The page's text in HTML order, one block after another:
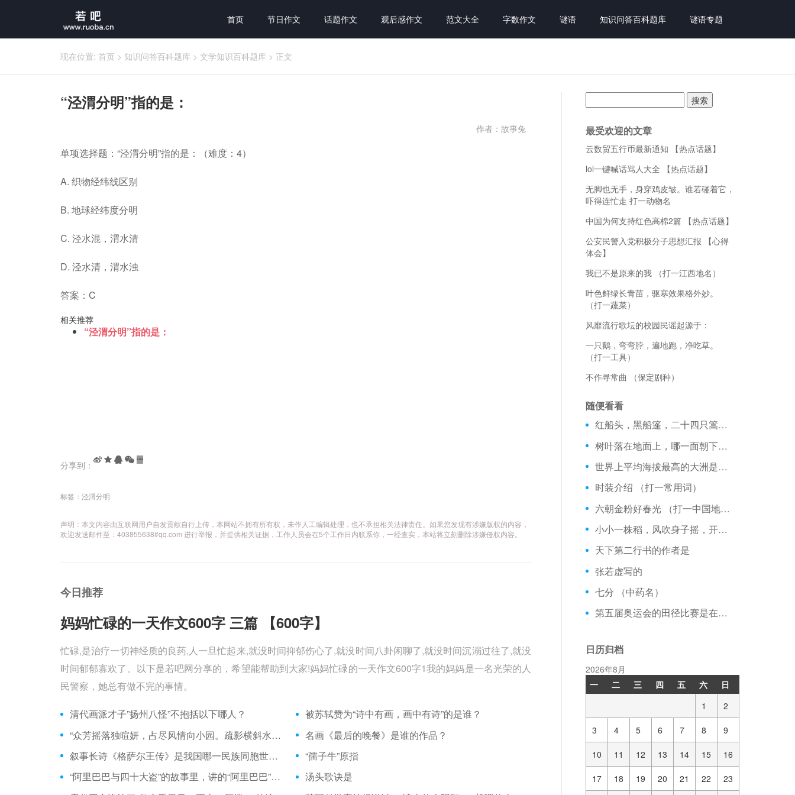
首页 节日作文 话题作文 观后感作文 范文大全 字数作文 谜语 知识问答百科题库 谜语专题
现在位置: 首页 > 知识问答百科题库 > 文学知识百科题库 > 正文
“泾渭分明”指的是：
作者：故事兔
单项选择题：“泾渭分明”指的是：（难度：4）
A. 织物经纬线区别
B. 地球经纬度分明
C. 泾水混，渭水清
D. 泾水清，渭水浊
答案：C
相关推荐
“泾渭分明”指的是：
分享到：
标签： 泾渭分明
声明：本文内容由互联网用户自发贡献自行上传，本网站不拥有所有权，未作人工编辑处理，也不承担相关法律责任。如果您发现有涉嫌版权的内容，
欢迎发送邮件至：403855638#qq.com 进行举报，并提供相关证据，工作人员会在5个工作日内联系你，一经查实，本站将立刻删除涉嫌侵权内容。
今日推荐
妈妈忙碌的一天作文600字 三篇 【600字】
忙碌,是治疗一切神经质的良药,人一旦忙起来,就没时间抑郁伤心了,就没时间八卦闲聊了,就没时间沉溺过往了,就没
时间郁郁寡欢了。以下是若吧网分享的，希望能帮助到大家!妈妈忙碌的一天作文600字1我的妈妈是一名光荣的人
民警察，她总有做不完的事情。
清代画派才子”扬州八怪”不抱括以下哪人？
被苏轼赞为“诗中有画，画中有诗”的是谁？
“众芳摇落独暄妍，占尽风情向小园。疏影横斜水清浅，暗香浮动月黄昏。”形容的花是
名画《最后的晚餐》是谁的作品？
叙事长诗《格萨尔王传》是我国哪一民族同胞世代创造的艺术精品？
“孺子牛”原指
“阿里巴巴与四十大盗”的故事里，讲的“阿里巴巴”是哪国人
汤头歌诀是
索：
最受欢迎的文章
云数贸五行币最新通知 【热点话题】
lol一键喊话骂人大全 【热点话题】
无脚也无手，身穿鸡皮皱。谁若碰着它，
吓得连忙走 打一动物名
中国为何支持红色高棉2篇 【热点话题】
公安民警入党积极分子思想汇报 【心得
体会】
我已不是原来的我 （打一江西地名）
叶色鲜绿长青苗，驱寒效果格外妙。
（打一蔬菜）
风靡流行歌坛的校园民谣起源于：
一只鹅，弯弯脖，遍地跑，净吃草。
（打一工具）
不作寻常曲 （保定剧种）
随便看看
红船头，黑船篷，二十四只篙子两边撑。 （打一动物）
树叶落在地面上，哪一面朝下的比较多？
世界上平均海拔最高的大洲是哪个大洲？
时装介绍 （打一常用词）
六朝金粉好春光 （打一中国地名）
小小一株稻，风吹身子摇，开花多结果，果子像毛桃。 （打一植物）
天下第二行书的作者是
张若虚写的
七分 （中药名）
第五届奥运会的田径比赛是在瑞典的斯德哥尔摩体育场进行的，当时体育场能容纳的观众人数是
日历归档
2026年8月
一
二 三 四 五 六
日
1
2
3 4 5 6 7 8 9
10 11 12 13 14 15 16
17 18 19 20 21 22 23